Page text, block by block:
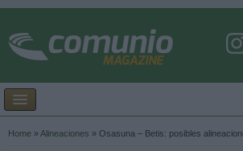
Home »Alineaciones » Osasuna – Betis: posibles